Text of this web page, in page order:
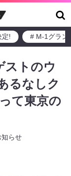
定! # M-1グラン
ストのウ
るなしク
て東京の
知らせ